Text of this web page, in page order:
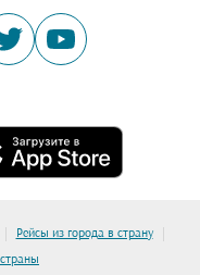
| Рейсы из города в страну |